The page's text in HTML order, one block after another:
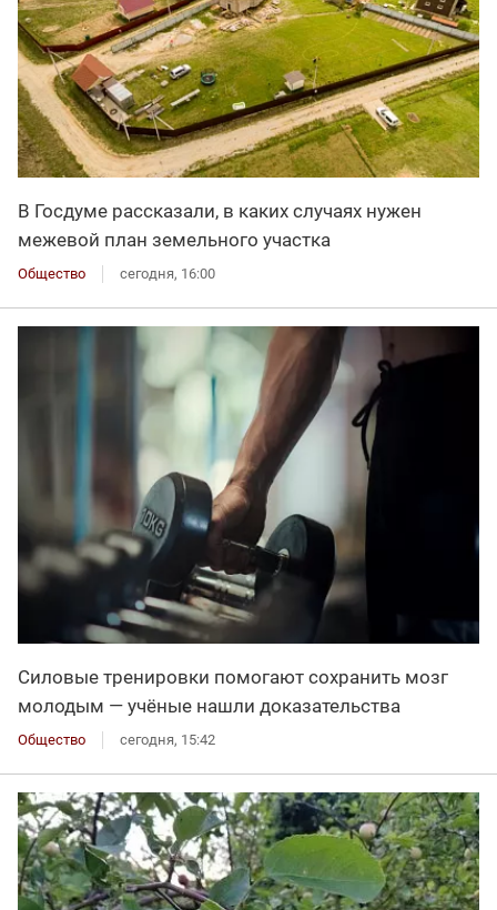
В Госдуме рассказали, в каких случаях нужен
межевой план земельного участка
Общество сегодня, 16:00
Силовые тренировки помогают сохранить мозг
молодым — учёные нашли доказательства
Общество сегодня, 15:42